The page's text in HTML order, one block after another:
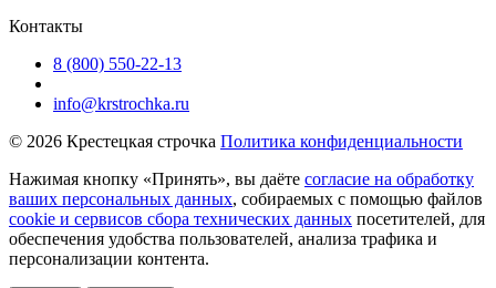
Контакты
8 (800) 550-22-13
info@krstrochka.ru
© 2026 Крестецкая строчка Политика конфиденциальности
Нажимая кнопку «Принять», вы даёте согласие на обработку
ваших персональных данных, собираемых с помощью файлов
cookie и сервисов сбора технических данных посетителей, для
обеспечения удобства пользователей, анализа трафика и
персонализации контента.